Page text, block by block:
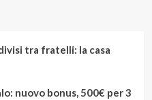
tra fratelli: la casa
nuovo bonus, 500€ per 3